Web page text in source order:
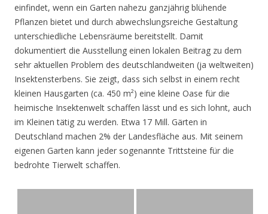
einfindet, wenn ein Garten nahezu ganzjährig blühende
Pflanzen bietet und durch abwechslungsreiche Gestaltung
unterschiedliche Lebensräume bereitstellt. Damit
dokumentiert die Ausstellung einen lokalen Beitrag zu dem
sehr aktuellen Problem des deutschlandweiten (ja weltweiten)
Insektensterbens. Sie zeigt, dass sich selbst in einem recht
kleinen Hausgarten (ca. 450 m²) eine kleine Oase für die
heimische Insektenwelt schaffen lässt und es sich lohnt, auch
im Kleinen tätig zu werden. Etwa 17 Mill. Gärten in
Deutschland machen 2% der Landesfläche aus. Mit seinem
eigenen Garten kann jeder sogenannte Trittsteine für die
bedrohte Tierwelt schaffen.